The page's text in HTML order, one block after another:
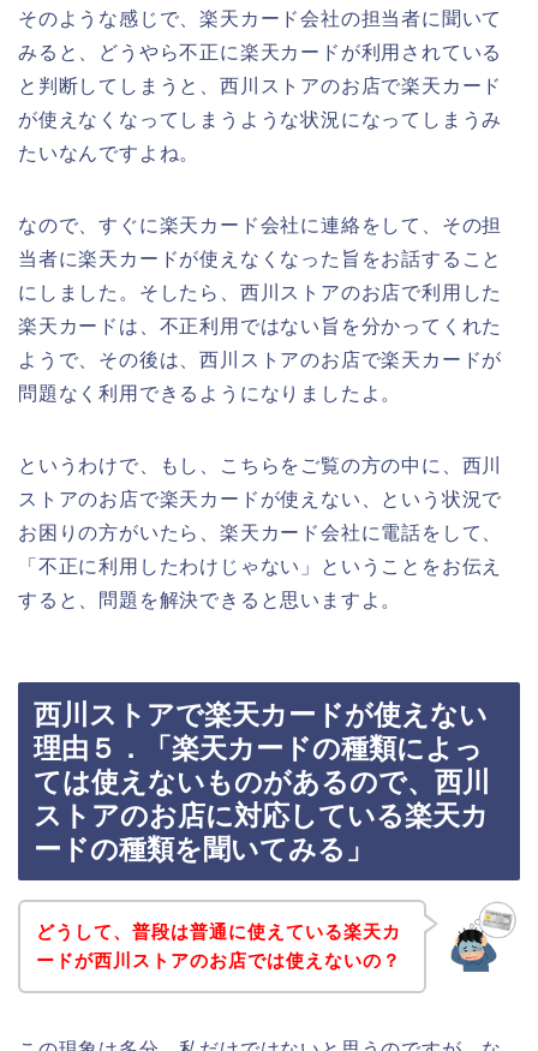
そのような感じで、楽天カード会社の担当者に聞いて
みると、どうやら不正に楽天カードが利用されている
と判断してしまうと、西川ストアのお店で楽天カード
が使えなくなってしまうような状況になってしまうみ
たいなんですよね。
なので、すぐに楽天カード会社に連絡をして、その担
当者に楽天カードが使えなくなった旨をお話すること
にしました。そしたら、西川ストアのお店で利用した
楽天カードは、不正利用ではない旨を分かってくれた
ようで、その後は、西川ストアのお店で楽天カードが
問題なく利用できるようになりましたよ。
というわけで、もし、こちらをご覧の方の中に、西川
ストアのお店で楽天カードが使えない、という状況で
お困りの方がいたら、楽天カード会社に電話をして、
「不正に利用したわけじゃない」ということをお伝え
すると、問題を解決できると思いますよ。
西川ストアで楽天カードが使えない
理由５．「楽天カードの種類によっ
ては使えないものがあるので、西川
ストアのお店に対応している楽天カ
ードの種類を聞いてみる」
どうして、普段は普通に使えている楽天カ
ードが西川ストアのお店では使えないの？